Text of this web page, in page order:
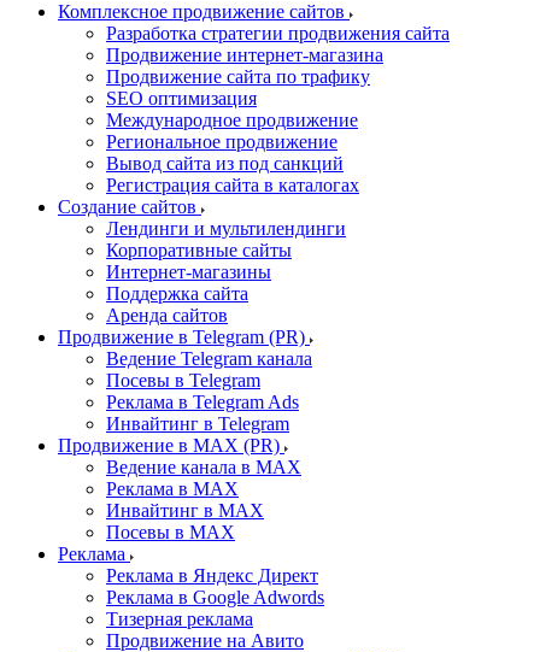
Комплексное продвижение сайтов
Разработка стратегии продвижения сайта
Продвижение интернет-магазина
Продвижение сайта по трафику
SEO оптимизация
Международное продвижение
Региональное продвижение
Вывод сайта из под санкций
Регистрация сайта в каталогах
Создание сайтов
Лендинги и мультилендинги
Корпоративные сайты
Интернет-магазины
Поддержка сайта
Аренда сайтов
Продвижение в Telegram (PR)
Ведение Telegram канала
Посевы в Telegram
Реклама в Telegram Ads
Инвайтинг в Telegram
Продвижение в MAX (PR)
Ведение канала в MAX
Реклама в MAX
Инвайтинг в MAX
Посевы в MAX
Реклама
Реклама в Яндекс Директ
Реклама в Google Adwords
Тизерная реклама
Продвижение на Авито